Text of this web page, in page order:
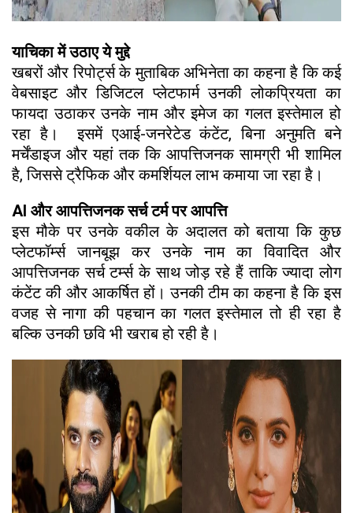
याचिका में उठाए ये मुद्दे
खबरों और रिपोर्ट्स के मुताबिक अभिनेता का कहना है कि कई
वेबसाइट और डिजिटल प्लेटफार्म उनकी लोकप्रियता का
फायदा उठाकर उनके नाम और इमेज का गलत इस्तेमाल हो
रहा है। इसमें एआई-जनरेटेड कंटेंट, बिना अनुमति बने
मर्चेंडाइज और यहां तक कि आपत्तिजनक सामग्री भी शामिल
है, जिससे ट्रैफिक और कमर्शियल लाभ कमाया जा रहा है।
AI और आपत्तिजनक सर्च टर्म पर आपत्ति
इस मौके पर उनके वकील के अदालत को बताया कि कुछ
प्लेटफॉर्म्स जानबूझ कर उनके नाम का विवादित और
आपत्तिजनक सर्च टर्म्स के साथ जोड़ रहे हैं ताकि ज्यादा लोग
कंटेंट की और आकर्षित हों। उनकी टीम का कहना है कि इस
वजह से नागा की पहचान का गलत इस्तेमाल तो ही रहा है
बल्कि उनकी छवि भी खराब हो रही है।